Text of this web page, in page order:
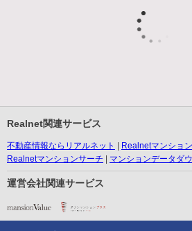
Realnet関連サービス
不動産情報ならリアルネット
Realnetマンショ
Realnetマンションサーチ
マンションデータダ
運営会社関連サービス